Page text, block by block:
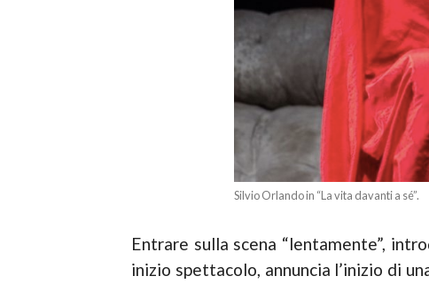
Silvio Orlando in “La vita davanti a sé”.
Entrare sulla scena “lentamente”,
inizio spettacolo, annuncia l’inizio di